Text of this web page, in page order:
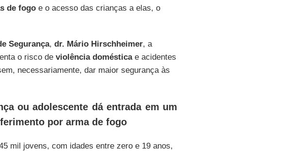
de fogoe o acesso das crianças a elas, o
Segurança, dr. Mário Hirschheimer, a
o risco de violência domésticae acidentes
necessariamente, dar maior segurança às
ou adolescente dá entrada em um
por arma de fogo
mil jovens, com idades entre zero e 19 anos,